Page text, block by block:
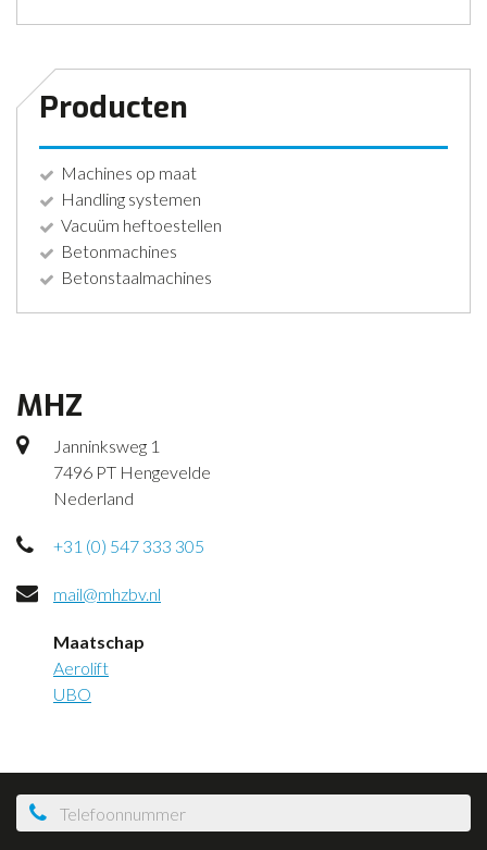
Producten
Machines op maat
Handling systemen
Vacuüm heftoestellen
Betonmachines
Betonstaalmachines
MHZ
Janninksweg 1
7496 PT Hengevelde
Nederland
+31 (0) 547 333 305
mail@mhzbv.nl
Maatschap
Aerolift
UBO